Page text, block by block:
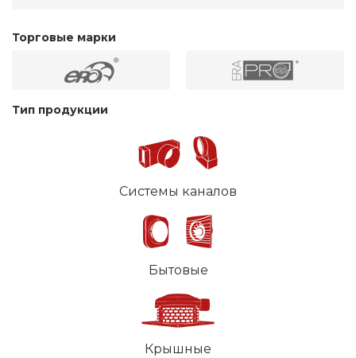
Торговые марки
Тип продукции
Системы каналов
Бытовые
Крышные